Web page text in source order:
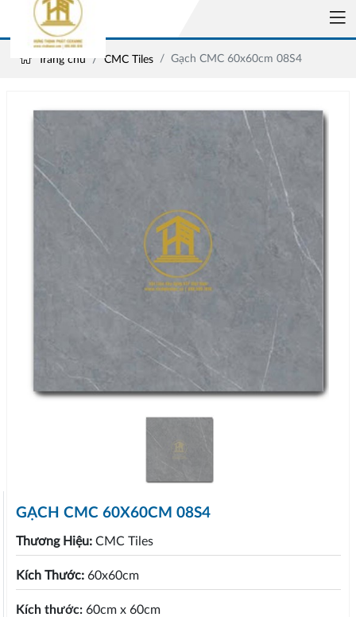
Trang chủ CMC Tiles Gạch CMC 60x60cm 08S4
GẠCH CMC 60X60CM 08S4
Thương Hiệu: CMC Tiles
Kích Thước: 60x60cm
Kích thước: 60cm x 60cm